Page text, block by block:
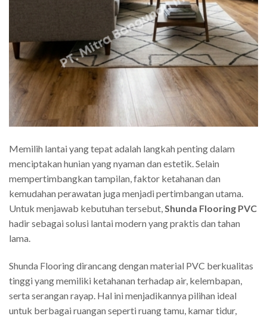
Memilih lantai yang tepat adalah langkah penting dalam
menciptakan hunian yang nyaman dan estetik. Selain
mempertimbangkan tampilan, faktor ketahanan dan
kemudahan perawatan juga menjadi pertimbangan utama.
Untuk menjawab kebutuhan tersebut,Shunda Flooring PVC
hadir sebagai solusi lantai modern yang praktis dan tahan
lama.
Shunda Flooring dirancang dengan material PVC berkualitas
tinggi yang memiliki ketahanan terhadap air, kelembapan,
serta serangan rayap. Hal ini menjadikannya pilihan ideal
untuk berbagai ruangan seperti ruang tamu, kamar tidur,